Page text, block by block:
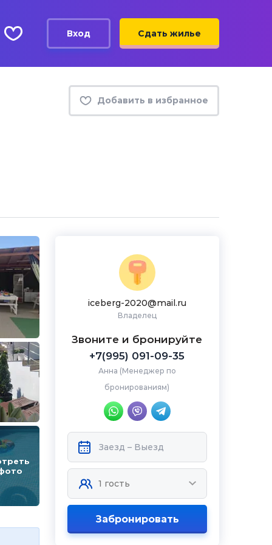
Вход Сдать жилье
Добавить в избранное
iceberg-2020@mail.ru
Владелец
Звоните и бронируйте
+7(995) 091-09-35
Анна (Менеджер по
бронированиям)
Забронировать